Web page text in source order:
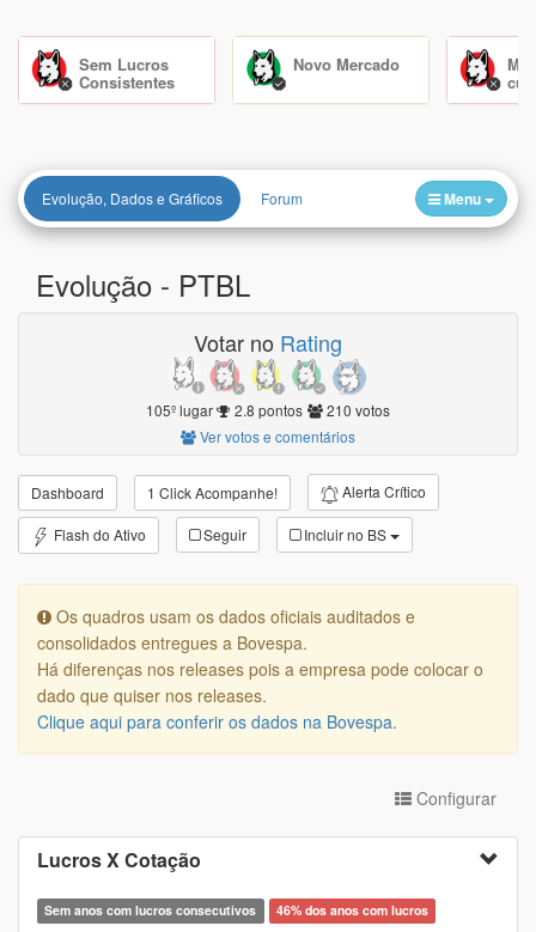
Sem Lucros
Consistentes
Novo Mercado
Evolução, Dados e Gráficos Forum Menu
Evolução - PTBL
Votar no Rating
105º lugar 2.8 pontos
210 votos
Ver votos e comentários
Dashboard 1 Click Acompanhe! Alerta Crítico
Flash do Ativo Seguir Incluir no BS
Os quadros usam os dados oficiais auditados e
consolidados entregues a Bovespa.
Há diferenças nos releases pois a empresa pode colocar o
dado que quiser nos releases.
Clique aqui para conferir os dados na Bovespa.
Configurar
Lucros X Cotação
Sem anos com lucros consecutivos 46% dos anos com lucros